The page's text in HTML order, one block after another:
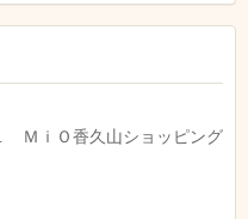
ＭｉＯ香久山ショッピング